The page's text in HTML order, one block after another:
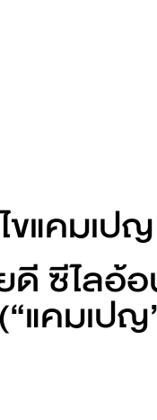
าร์จ
ขแคมเปญ
ซีไลอ้
แคมเปญ